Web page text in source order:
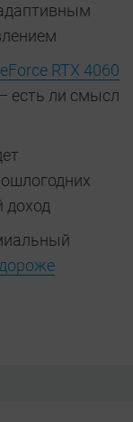
RTX 4060
есть ли смысл
доход
дороже